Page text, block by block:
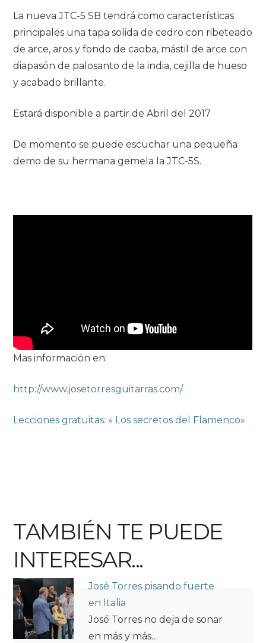
La nueva JTC-5 SB tendrá como características
principales una tapa solida de cedro con ribeteado
de arce, aros y fondo de caoba, mástil de arce con
diapasón de palosanto de la india, cejilla de hueso
y acabado brillante.
Estará disponible a partir de Abril del 2017
De momento se puede escuchar una pequeña
demo de su hermana gemela la JTC-5S.
Mas información en:
http://www.josetorresguitarras.com/
Lecciones gratuitas: » Los secretos del Flamenco»
TAMBIÉN TE PUEDE
INTERESAR...
José Torres pisando fuerte
en Italia
José Torres no deja de sonar
en más y más…